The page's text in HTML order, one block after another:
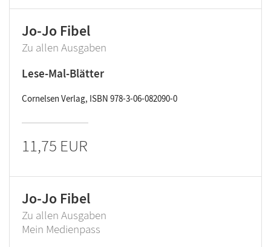
Jo-Jo Fibel
Zu allen Ausgaben
Lese-Mal-Blätter
Cornelsen Verlag, ISBN 978-3-06-082090-0
11,75 EUR
Jo-Jo Fibel
Zu allen Ausgaben
Mein Medienpass